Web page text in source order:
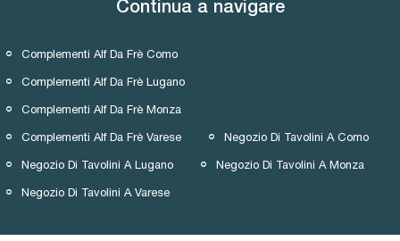
Continua a navigare
Complementi Alf Da Frè Como
Complementi Alf Da Frè Lugano
Complementi Alf Da Frè Monza
Complementi Alf Da Frè Varese Negozio Di Tavolini A Como
Negozio Di Tavolini A Lugano Negozio Di Tavolini A Monza
Negozio Di Tavolini A Varese